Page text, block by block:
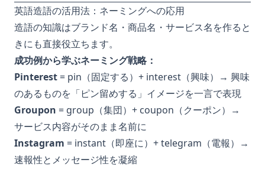
英語造語の活用法：ネーミングへの応用
造語の知識はブランド名・商品名・サービス名を作ると
きにも直接役立ちます。
成功例から学ぶネーミング戦略：
Pinterest = pin（固定する）+ interest（興味）→ 興味
のあるものを「ピン留めする」イメージを一言で表現
Groupon = group（集団）+ coupon（クーポン）→
サービス内容がそのまま名前に
Instagram = instant（即座に）+ telegram（電報）→
速報性とメッセージ性を凝縮